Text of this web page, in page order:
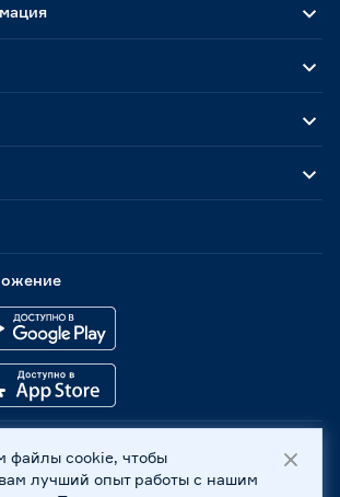
2004 -2026, 236029, г. Калининград,
ИНН 7702596813, КПП 390601001 ©
файлы cookie, чтобы
лучший опыт работы с нашим